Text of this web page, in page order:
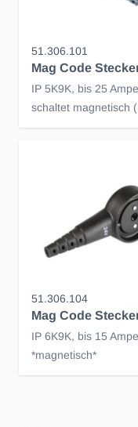
51.306.101
Mag Code
IP 5K9K, bis 25
schaltet magnetisch
51.306.104
Mag Code
IP 6K9K, bis 15
*magnetisch*